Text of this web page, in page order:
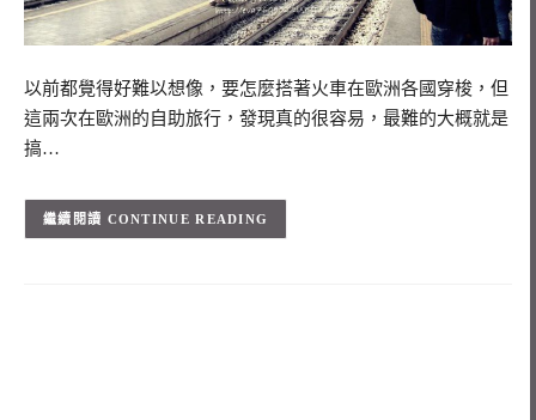
以前都覺得好難以想像，要怎麼搭著火車在歐洲各國穿梭，但
這兩次在歐洲的自助旅行，發現真的很容易，最難的大概就是
搞…
CONTINUE READING